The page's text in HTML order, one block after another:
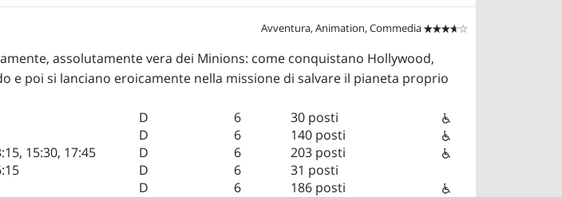
Avventura, Animation, Commedia 

assolutamente vera dei Minions: come conquistano Hollywood,
poi si lanciano eroicamente nella missione di salvare il pianeta proprio
D 6
30 posti
D 6
140 posti
, 15:30, 17:45 D 6
203 posti
D 6
31 posti
D 6 186 posti